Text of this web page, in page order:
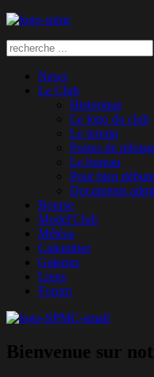
News
Le Club
Historique
Le logo du club
Le terrain
Postes de
Le bureau
Pour bien
Documents
Bourse
Model'Club
Météos
Calendrier
Galeries
Liens
Forum
Bienvenue sur